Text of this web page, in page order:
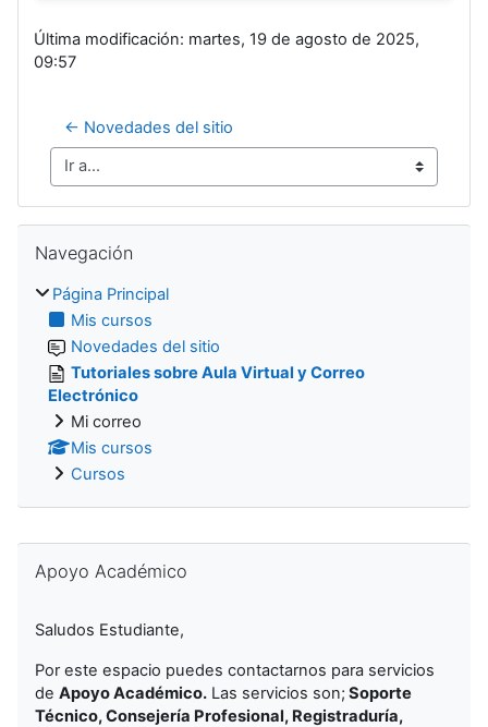
Última modificación: martes, 19 de agosto de 2025,
09:57
← Novedades del sitio
Ir a...
Navegación
Página Principal
Mis cursos
Novedades del sitio
Tutoriales sobre Aula Virtual y Correo
Electrónico
Mi correo
Mis cursos
Cursos
Apoyo Académico
Saludos Estudiante,
Por este espacio puedes contactarnos para servicios
de Apoyo Académico. Las servicios son; Soporte
Técnico, Consejería Profesional, Registraduría,